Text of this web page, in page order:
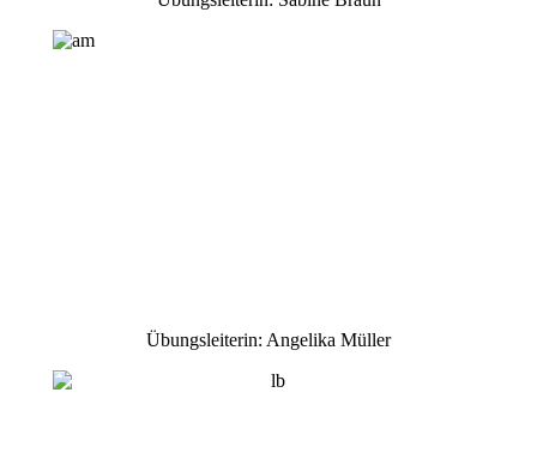
Übungsleiterin: Angelika Müller